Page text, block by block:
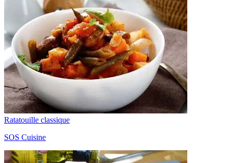
Ratatouille classique
SOS Cuisine